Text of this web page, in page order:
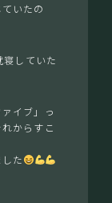
いたの
していた
イブ」っ
からすこ
た